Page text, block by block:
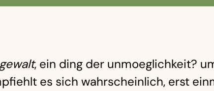
gewalt, ein ding der unmoeglichkeit?
es sich wahrscheinlich, erst